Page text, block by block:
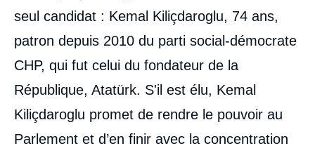
seul candidat : Kemal Kiliçdaroglu, 74 ans,
patron depuis 2010 du parti social-démocrate
CHP, qui fut celui du fondateur de la
République, Atatürk. S'il est élu, Kemal
Kiliçdaroglu promet de rendre le pouvoir au
Parlement et d’en finir avec la concentration